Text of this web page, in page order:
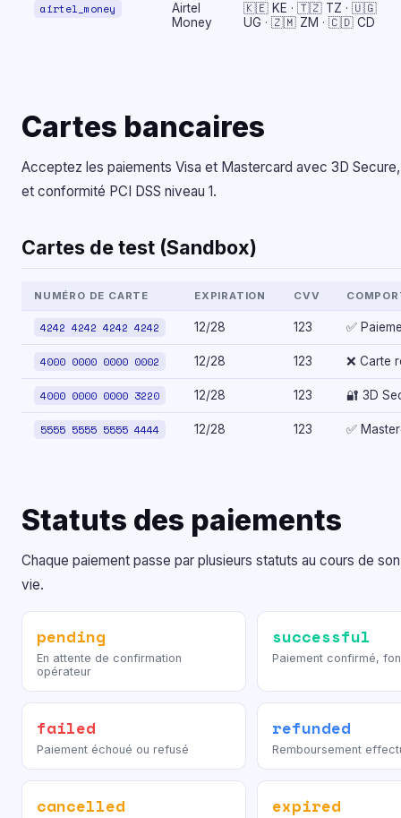
airtel_money
Airtel
Money
🇰🇪 KE · 🇹🇿 TZ · 🇺🇬
UG · 🇿🇲 ZM · 🇨🇩 CD
Cartes bancaires
Acceptez les paiements Visa et Mastercard avec 3D
et conformité PCI DSS niveau 1.
Cartes de test (Sandbox)
NUMÉRO DE CARTE EXPIRATION CVV
4242 4242 4242 4242 12/28 123 ✅
4000 0000 0000 0002 12/28 123 ❌ Carte
4000 0000 0000 3220 12/28 123 🔐 3D
5555 5555 5555 4444 12/28 123 ✅
Statuts des paiements
Chaque paiement passe par plusieurs statuts au cours de
vie.
pending
En attente de confirmation
opérateur
successful
Paiement confirmé,
failed
Paiement échoué ou refusé
refunded
Remboursement
cancelled expired